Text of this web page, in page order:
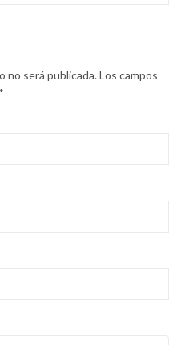
no será publicada.Los campos
*